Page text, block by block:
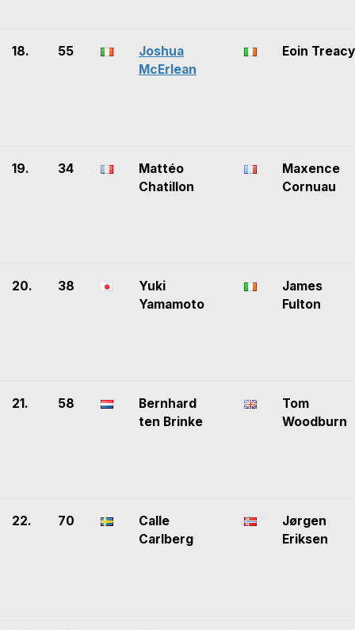
18. 55
Joshua
McErlean
Eoin Treacy
19. 34
Mattéo
Chatillon
Maxence
Cornuau
20. 38
Yuki
Yamamoto
James
Fulton
21. 58
Bernhard
ten Brinke
Tom
Woodburn
22. 70
Calle
Carlberg
Jørgen
Eriksen